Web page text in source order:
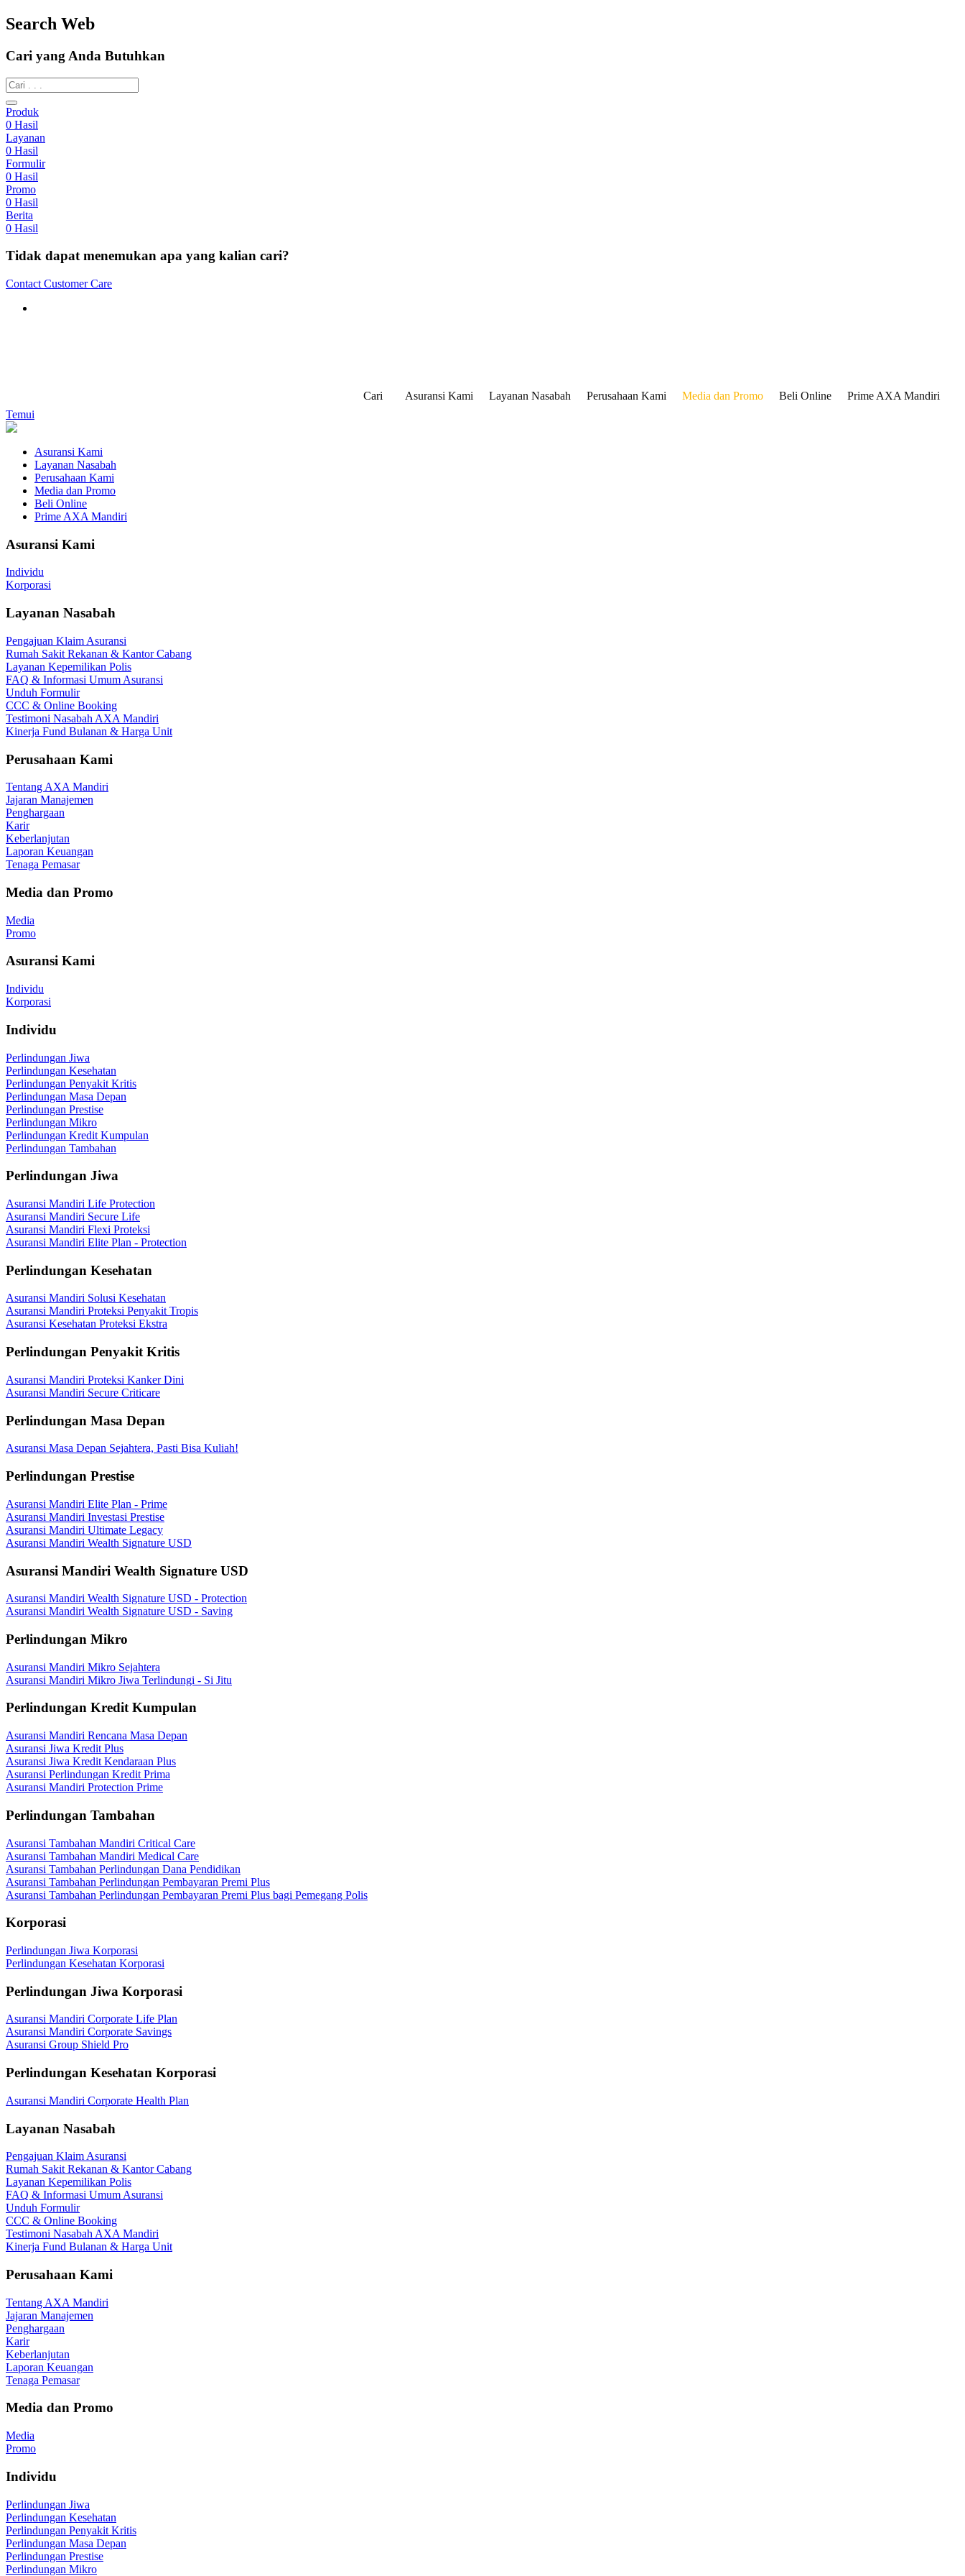
Search Web
Cari yang Anda Butuhkan
Produk
0 Hasil
Layanan
0 Hasil
Formulir
0 Hasil
Promo
0 Hasil
Berita
0 Hasil
Tidak dapat menemukan apa yang kalian cari?
Contact Customer Care
Cari Asuransi Kami Layanan Nasabah Perusahaan Kami Media dan Promo Beli Online
Prime AXA Mandiri
Temui
Asuransi Kami
Layanan Nasabah
Perusahaan Kami
Media dan Promo
Beli Online
Prime AXA Mandiri
Asuransi Kami
Individu
Korporasi
Layanan Nasabah
Pengajuan Klaim Asuransi
Rumah Sakit Rekanan & Kantor Cabang
Layanan Kepemilikan Polis
FAQ & Informasi Umum Asuransi
Unduh Formulir
CCC & Online Booking
Testimoni Nasabah AXA Mandiri
Kinerja Fund Bulanan & Harga Unit
Perusahaan Kami
Tentang AXA Mandiri
Jajaran Manajemen
Penghargaan
Karir
Keberlanjutan
Laporan Keuangan
Tenaga Pemasar
Media dan Promo
Media
Promo
Asuransi Kami
Individu
Korporasi
Individu
Perlindungan Jiwa
Perlindungan Kesehatan
Perlindungan Penyakit Kritis
Perlindungan Masa Depan
Perlindungan Prestise
Perlindungan Mikro
Perlindungan Kredit Kumpulan
Perlindungan Tambahan
Perlindungan Jiwa
Asuransi Mandiri Life Protection
Asuransi Mandiri Secure Life
Asuransi Mandiri Flexi Proteksi
Asuransi Mandiri Elite Plan - Protection
Perlindungan Kesehatan
Asuransi Mandiri Solusi Kesehatan
Asuransi Mandiri Proteksi Penyakit Tropis
Asuransi Kesehatan Proteksi Ekstra
Perlindungan Penyakit Kritis
Asuransi Mandiri Proteksi Kanker Dini
Asuransi Mandiri Secure Criticare
Perlindungan Masa Depan
Asuransi Masa Depan Sejahtera, Pasti Bisa Kuliah!
Perlindungan Prestise
Asuransi Mandiri Elite Plan - Prime
Asuransi Mandiri Investasi Prestise
Asuransi Mandiri Ultimate Legacy
Asuransi Mandiri Wealth Signature USD
Asuransi Mandiri Wealth Signature USD
Asuransi Mandiri Wealth Signature USD - Protection
Asuransi Mandiri Wealth Signature USD - Saving
Perlindungan Mikro
Asuransi Mandiri Mikro Sejahtera
Asuransi Mandiri Mikro Jiwa Terlindungi - Si Jitu
Perlindungan Kredit Kumpulan
Asuransi Mandiri Rencana Masa Depan
Asuransi Jiwa Kredit Plus
Asuransi Jiwa Kredit Kendaraan Plus
Asuransi Perlindungan Kredit Prima
Asuransi Mandiri Protection Prime
Perlindungan Tambahan
Asuransi Tambahan Mandiri Critical Care
Asuransi Tambahan Mandiri Medical Care
Asuransi Tambahan Perlindungan Dana Pendidikan
Asuransi Tambahan Perlindungan Pembayaran Premi Plus
Asuransi Tambahan Perlindungan Pembayaran Premi Plus bagi Pemegang Polis
Korporasi
Perlindungan Jiwa Korporasi
Perlindungan Kesehatan Korporasi
Perlindungan Jiwa Korporasi
Asuransi Mandiri Corporate Life Plan
Asuransi Mandiri Corporate Savings
Asuransi Group Shield Pro
Perlindungan Kesehatan Korporasi
Asuransi Mandiri Corporate Health Plan
Layanan Nasabah
Pengajuan Klaim Asuransi
Rumah Sakit Rekanan & Kantor Cabang
Layanan Kepemilikan Polis
FAQ & Informasi Umum Asuransi
Unduh Formulir
CCC & Online Booking
Testimoni Nasabah AXA Mandiri
Kinerja Fund Bulanan & Harga Unit
Perusahaan Kami
Tentang AXA Mandiri
Jajaran Manajemen
Penghargaan
Karir
Keberlanjutan
Laporan Keuangan
Tenaga Pemasar
Media dan Promo
Media
Promo
Individu
Perlindungan Jiwa
Perlindungan Kesehatan
Perlindungan Penyakit Kritis
Perlindungan Masa Depan
Perlindungan Prestise
Perlindungan Mikro